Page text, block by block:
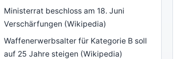
Ministerrat beschloss am 18. Juni
Verschärfungen (Wikipedia)
Waffenerwerbsalter für Kategorie B soll
auf 25 Jahre steigen (Wikipedia)